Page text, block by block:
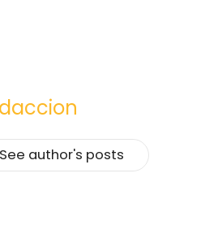
See author's posts